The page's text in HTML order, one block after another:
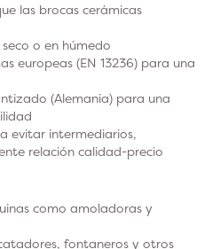
las brocas cerámicas
o en húmedo
europeas (EN 13236) para una
(Alemania) para una
evitar intermediarios,
relación calidad-precio
como amoladoras y
fontaneros y otros